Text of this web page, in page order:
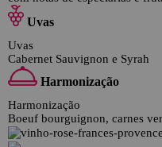
Uvas
Uvas
Cabernet Sauvignon e Syrah
Harmonização
Harmonização
Boeuf bourguignon, carnes